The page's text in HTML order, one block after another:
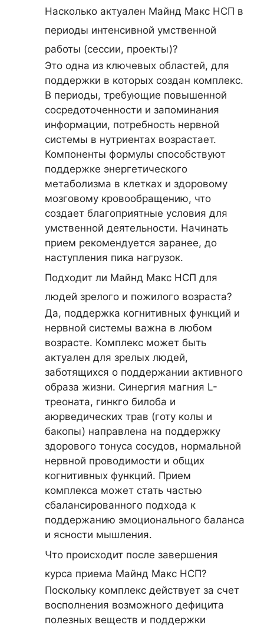
Насколько актуален Майнд Макc НСП в
периоды интенсивной умственной
работы (сессии, проекты)?
Это одна из ключевых областей, для
поддержки в которых создан комплекс.
В периоды, требующие повышенной
сосредоточенности и запоминания
информации, потребность нервной
системы в нутриентах возрастает.
Компоненты формулы способствуют
поддержке энергетического
метаболизма в клетках и здоровому
мозговому кровообращению, что
создает благоприятные условия для
умственной деятельности. Начинать
прием рекомендуется заранее, до
наступления пика нагрузок.
Подходит ли Майнд Макc НСП для
людей зрелого и пожилого возраста?
Да, поддержка когнитивных функций и
нервной системы важна в любом
возрасте. Комплекс может быть
актуален для зрелых людей,
заботящихся о поддержании активного
образа жизни. Синергия магния L-
треоната, гинкго билоба и
аюрведических трав (готу колы и
бакопы) направлена на поддержку
здорового тонуса сосудов, нормальной
нервной проводимости и общих
когнитивных функций. Прием
комплекса может стать частью
сбалансированного подхода к
поддержанию эмоционального баланса
и ясности мышления.
Что происходит после завершения
курса приема Майнд Макc НСП?
Поскольку комплекс действует за счет
восполнения возможного дефицита
полезных веществ и поддержки